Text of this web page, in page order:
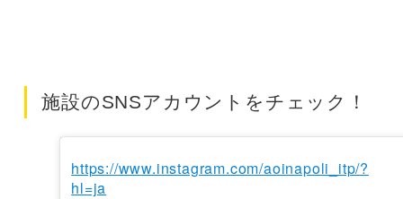
施設のSNSアカウントをチェック！
https://www.instagram.com/aoinapoli_itp/?
hl=ja